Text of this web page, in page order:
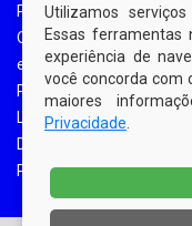
Portal da Transparência
Ouvidoria Eletrônica
e-SIC
Processos de Licitação
Licitações em Andamento
Diário Oficial
Portal do Contribuinte
Utilizamos
Essas
experiência de
você concorda com
maiores
Privacidade